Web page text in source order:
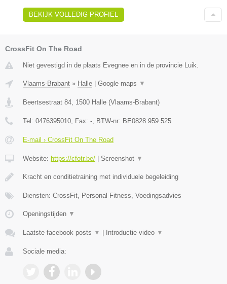
BEKIJK VOLLEDIG PROFIEL
CrossFit On The Road
Niet gevestigd in de plaats Evegnee en in de provincie Luik.
Vlaams-Brabant » Halle Google maps ▼
Beertsestraat 84, 1500 Halle (Vlaams-Brabant)
Tel: 0476395010, Fax: -, BTW-nr: BE0828 959 525
E-mail › CrossFit On The Road
Website: https://cfotr.be/ Screenshot ▼
Kracht en conditietraining met individuele begeleiding
Diensten: CrossFit, Personal Fitness, Voedingsadvies
Openingstijden ▼
Laatste facebook posts ▼ Introductie video ▼
Sociale media: